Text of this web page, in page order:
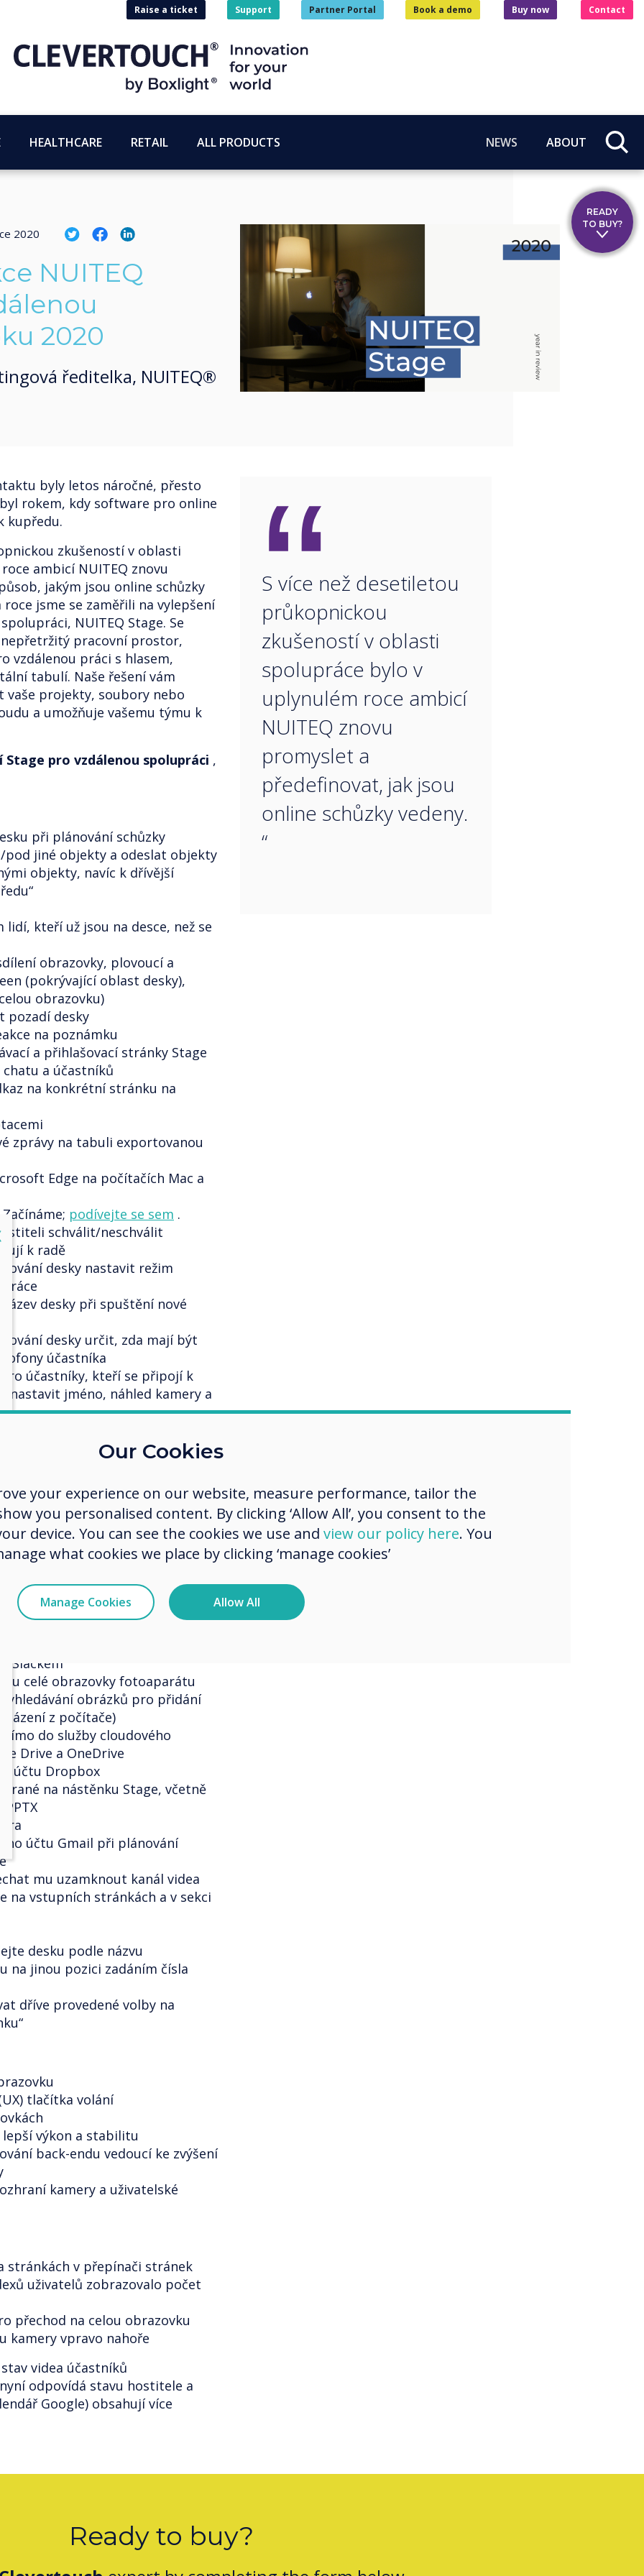
Raise a ticket Support Partner Portal Book a demo Buy now Contact
HEALTHCARE RETAIL ALL PRODUCTS NEWS ABOUT
2020
NUITEQ
2020
ředitelka, NUITEQ®
byly letos náročné, přesto
rokem, kdy software pro online
kupředu.
zkušeností v oblasti
ambicí NUITEQ znovu
jakým jsou online schůzky
jsme se zaměřili na vylepšení
NUITEQ Stage. Se
pracovní prostor,
vzdálenou práci s hlasem,
tabulí. Naše řešení vám
vaše projekty, soubory nebo
a umožňuje vašemu týmu k
Stage pro vzdálenou spolupráci ,
při plánování schůzky
jiné objekty a odeslat objekty
objekty, navíc k dřívější
lidí, kteří už jsou na desce, než se
obrazovky, plovoucí a
(pokrývající oblast desky),
obrazovku)
pozadí desky
na poznámku
a přihlašovací stránky Stage
a účastníků
na konkrétní stránku na
zprávy na tabuli exportovanou
Edge na počítačích Mac a
podívejte se sem .
schválit/neschválit
k radě
desky nastavit režim
desky při spuštění nové
desky určit, zda mají být
účastníka
pro účastníky, kteří se připojí k
nastavit jméno, náhled kamery a
online vyhledávání obrázků
gumy
dali signál hostiteli a
přenos všech účastníků
uživatele ze schůzky Stage
Slackem
celé obrazovky fotoaparátu
obrázků pro přidání
z počítače)
do služby cloudového
Drive a OneDrive
účtu Dropbox
na nástěnku Stage, včetně
PPTX
účtu Gmail při plánování
mu uzamknout kanál videa
na vstupních stránkách a v sekci
desku podle názvu
na jinou pozici zadáním čísla
dříve provedené volby na
tlačítka volání
výkon a stabilitu
back-endu vedoucí ke zvýšení
kamery a uživatelské
stránkách v přepínači stránek
uživatelů zobrazovalo počet
přechod na celou obrazovku
kamery vpravo nahoře
videa účastníků
odpovídá stavu hostitele a
Google) obsahují více
“
S více než desetiletou
průkopnickou
zkušeností v oblasti
spolupráce bylo v
uplynulém roce ambicí
NUITEQ znovu
promyslet a
předefinovat, jak jsou
online schůzky vedeny.
“
Ready to buy?
READY
TO BUY?
Our Cookies
your experience on our website, measure performance, tailor the
you personalised content. By clicking ‘Allow All’, you consent to the
device. You can see the cookies we use and view our policy here. You
what cookies we place by clicking ‘manage cookies’
Manage Cookies Allow All